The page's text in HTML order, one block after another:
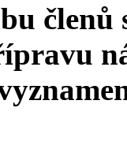
členů